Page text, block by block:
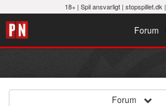
18+ | Spil ansvarligt| stopspillet.dk |
Forum
Forum